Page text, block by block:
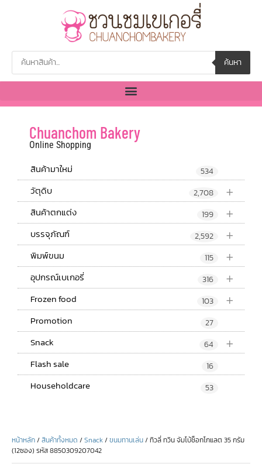
ค้นหา
Chuanchom Bakery
Online Shopping
สินค้ามาใหม่ 534
+
วัตุดิบ 2,708
+
สินค้าตกแต่ง 199
+
บรรจุภัณฑ์ 2,592
+
พิมพ์ขนม 115
+
อุปกรณ์เบเกอรี่ 316
+
Frozen food 103
Promotion 27
+
Snack 64
Flash sale 16
Householdcare 53
หน้าหลัก/สินค้าทั้งหมด /Snack/ขนมทานเล่น/ ทิวลี่ ทวิน จัมโบ้ช็อกโกแลต 35 กรัม
(12ซอง) รหัส 8850309207042